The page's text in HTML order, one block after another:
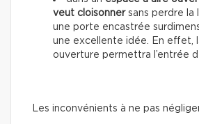
veut cloisonnersans perdre la
une porte encastrée
une excellente idée. En effet,
ouverture permettra l’entrée
Les inconvénients à ne pas